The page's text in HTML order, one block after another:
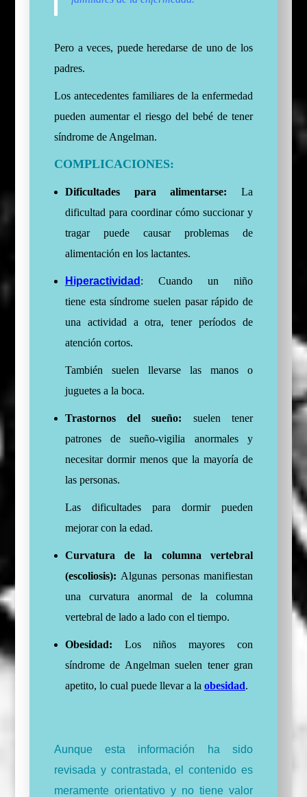
Pero a veces, puede heredarse de uno de los
padres.
Los antecedentes familiares de la enfermedad
pueden aumentar el riesgo del bebé de tener
síndrome de Angelman.
COMPLICACIONES:
Dificultades para alimentarse: La
dificultad para coordinar cómo succionar y
tragar puede causar problemas de
alimentación en los lactantes.
Hiperactividad : Cuando un niño
tiene esta síndrome suelen pasar rápido de
una actividad a otra, tener períodos de
atención cortos.
También suelen llevarse las manos o
juguetes a la boca.
Trastornos del sueño: suelen tener
patrones de sueño-vigilia anormales y
necesitar dormir menos que la mayoría de
las personas.
Las dificultades para dormir pueden
mejorar con la edad.
Curvatura de la columna vertebral
(escoliosis): Algunas personas manifiestan
una curvatura anormal de la columna
vertebral de lado a lado con el tiempo.
Obesidad: Los niños mayores con
síndrome de Angelman suelen tener gran
apetito, lo cual puede llevar a la obesidad.
Aunque esta información ha sido
revisada y contrastada, el contenido es
meramente orientativo y no tiene valor